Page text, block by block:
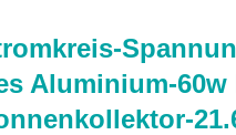
Aluminium-